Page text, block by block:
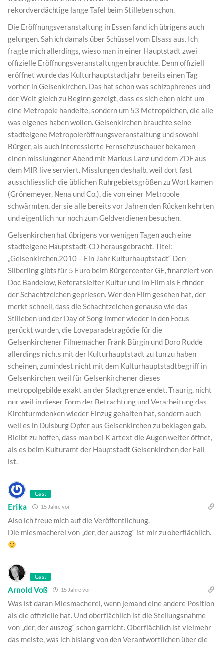
rekordverdächtige lange Tafel beim Stilleben schon.
Die Eröffnungsveranstaltung in Essen fand ich übrigens auch
gelungen. Sah ich damals über Schüssel vom Elsass aus. Ich
fragte mich allerdings, wieso man in einer Hauptstadt zwei
offizielle Eröffnungsveranstaltungen brauchte. Denn offiziell
eröffnet wurde das Kulturhauptstadtjahr bereits einen Tag
vorher in Gelsenkirchen. Das hat schon was schizophrenes und
der Welt gleich zu Beginn gezeigt, dass es sich eben nicht um
eine Metropole handelte, sondern um 53 Metropölchen, die alle
was eigenes haben wollen. Gelsenkirchen brauchte seine
stadteigene Metropoleröffnungsveranstaltung und sowohl
Bürger, als auch interessierte Fernsehzuschauer bekamen
einen misslungener Abend mit Markus Lanz und dem ZDF aus
dem MIR live serviert. Misslungen deshalb, weil dort fast
ausschliesslich die üblichen Ruhrgebietsgrößen zu Wort kamen
(Grönemeyer, Nena und Co.), die von einer Metropole
schwärmten, der sie alle bereits vor Jahren den Rücken kehrten
und eigentlich nur noch zum Geldverdienen besuchen.
Gelsenkirchen hat übrigens vor wenigen Tagen auch eine
stadteigene Hauptstadt-CD herausgebracht. Titel:
„Gelsenkirchen.2010 – Ein Jahr Kulturhauptstadt“ Den
Silberling gibts für 5 Euro beim Bürgercenter GE, finanziert von
Doc Bandelow, Referatsleiter Kultur und im Film als Erfinder
der Schachtzeichen gepriesen. Wer den Film gesehen hat, der
merkt schnell, dass die Schachtzeichen genauso wie das
Stilleben und der Day of Song immer wieder in den Focus
gerückt wurden, die Loveparadetragödie für die
Gelsenkirchener Filmemacher Frank Bürgin und Doro Rudde
allerdings nichts mit der Kulturhauptstadt zu tun zu haben
scheinen, zumindest nicht mit dem Kulturhauptstadtbegriff in
Gelsenkirchen, weil für Gelsenkirchener dieses
metropolgebilde exakt an der Stadtgrenze endet. Traurig, nicht
nur weil in dieser Form der Betrachtung und Verarbeitung das
Kirchturmdenken wieder Einzug gehalten hat, sondern auch
weil es in Duisburg Opfer aus Gelsenkirchen zu beklagen gab.
Bleibt zu hoffen, dass man bei Klartext die Augen weiter öffnet,
als es beim Kulturamt der Hauptstadt Gelsenkirchen der Fall
ist.
Gast
Erika 15 Jahre vor
Also ich freue mich auf die Veröffentlichung.
Die miesmacherei von „der, der auszog“ ist mir zu oberflächlich.
Gast
Arnold Voß 15 Jahre vor
Was ist daran Miesmacherei, wenn jemand eine andere Position
als die offizielle hat. Und oberflächlich ist die Stellungsnahme
von „der, der auszog“ schon garnicht. Oberflächlich ist vielmehr
das meiste, was ich bislang von den Verantwortlichen über die